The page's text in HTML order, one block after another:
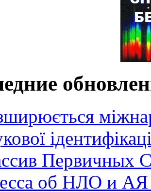
Первичных
об НЛО и